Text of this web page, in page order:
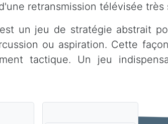
retransmission télévisée très
un jeu de stratégie abstrait
ou aspiration. Cette
tactique. Un jeu